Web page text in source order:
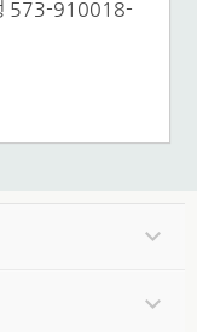
573-910018-